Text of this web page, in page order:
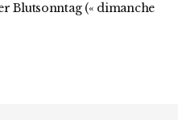
Blutsonntag (« dimanche